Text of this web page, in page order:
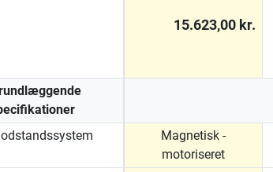
15.623,00 kr.
Magnetisk -
motoriseret